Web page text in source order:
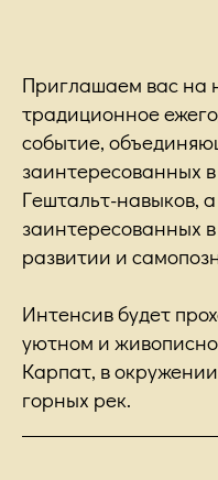
Приглашаем вас на
традиционное
событие,
заинтересованных
Гештальт-навыков,
заинтересованных
развитии и
Интенсив будет
уютном и
Карпат, в
горных рек.